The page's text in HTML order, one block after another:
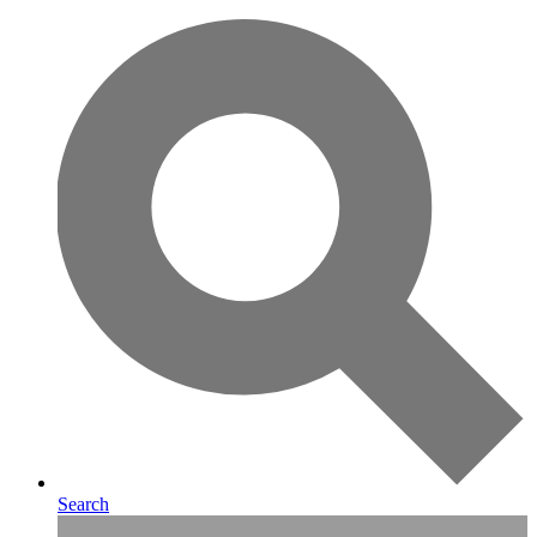
Search